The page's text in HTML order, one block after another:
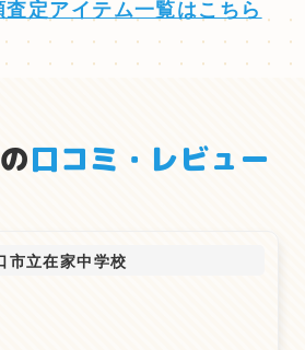
定アイテム一覧はこちら
口コミ・レビュー
市立在家中学校